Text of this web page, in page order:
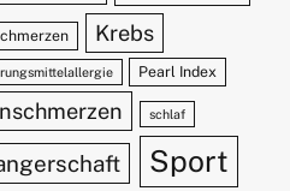
Krebs
Pearl Index
schlaf
Sport